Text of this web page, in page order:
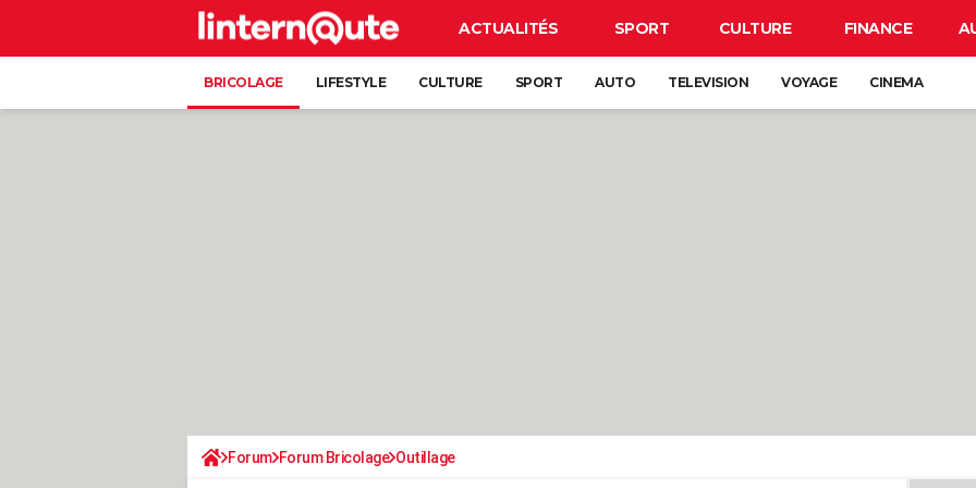
ACTUALITÉS SPORT CULTURE FINANCE
BRICOLAGE LIFESTYLE CULTURE SPORT AUTO TELEVISION VOYAGE CINEMA
Forum Forum Bricolage Outillage